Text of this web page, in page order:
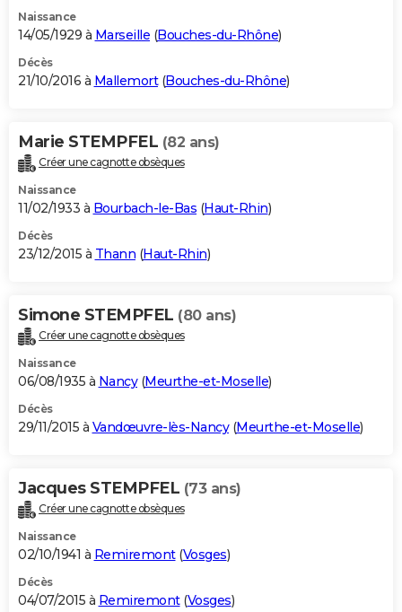
Naissance
14/05/1929 à Marseille (Bouches-du-Rhône)
Décès
21/10/2016 à Mallemort(Bouches-du-Rhône)
Marie STEMPFEL (82 ans)
Créer une cagnotte obsèques
Naissance
11/02/1933 à Bourbach-le-Bas (Haut-Rhin)
Décès
23/12/2015 à Thann (Haut-Rhin)
Simone STEMPFEL (80 ans)
Créer une cagnotte obsèques
Naissance
06/08/1935 à Nancy(Meurthe-et-Moselle)
Décès
29/11/2015 à Vandœuvre-lès-Nancy(Meurthe-et-Moselle)
Jacques STEMPFEL (73 ans)
Créer une cagnotte obsèques
Naissance
02/10/1941 à Remiremont(Vosges)
Décès
04/07/2015 à Remiremont(Vosges)